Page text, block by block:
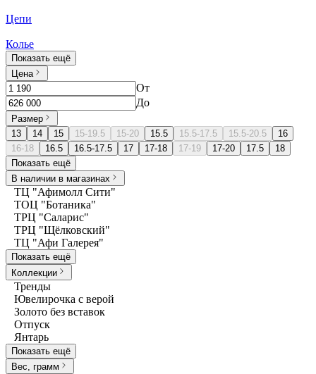
Цепи
Колье
Показать ещё
Цена
От
До
Размер
13
14 15 15-19.5 15-20 15.5 15.5-17.5 15.5-20.5
16
16-18
16.5 16.5-17.5 17 17-18 17-19 17-20 17.5
18
Показать ещё
В наличии в магазинах
ТЦ "Афимолл Сити"
ТОЦ "Ботаника"
ТРЦ "Саларис"
ТРЦ "Щёлковский"
ТЦ "Афи Галерея"
Показать ещё
Коллекции
Тренды
Ювелирочка с верой
Золото без вставок
Отпуск
Янтарь
Показать ещё
Вес, грамм